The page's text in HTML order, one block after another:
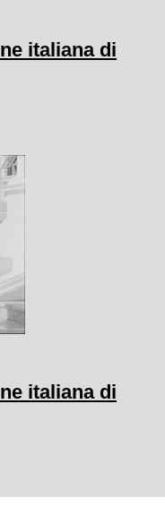
italiana di
italiana di